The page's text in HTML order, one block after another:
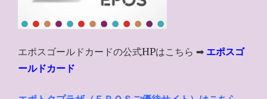
エポスゴールドカードの公式HPはこちら ➡ エポスゴ
ールドカード